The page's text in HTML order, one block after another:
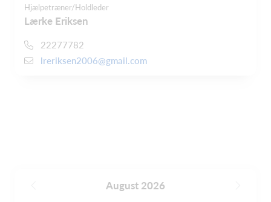
Hjælpetræner/Holdleder
Lærke Eriksen
22277782
lreriksen2006@gmail.com
August 2026